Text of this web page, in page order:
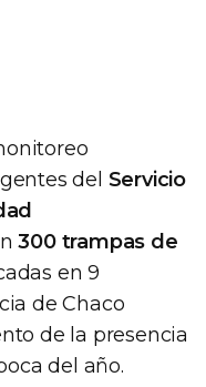
del Servicio
300 trampas de
en 9
de Chaco
de la presencia
del año.